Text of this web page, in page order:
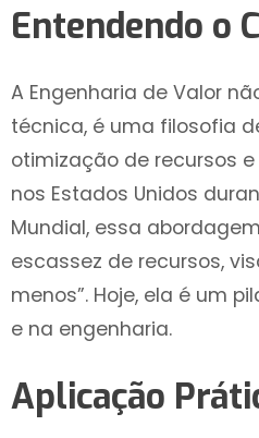
Entendendo o
A Engenharia de Valor
técnica, é uma filosofia
otimização de recursos
nos Estados Unidos
Mundial, essa
escassez de recursos,
menos”. Hoje, ela é um
e na engenharia.
Aplicação